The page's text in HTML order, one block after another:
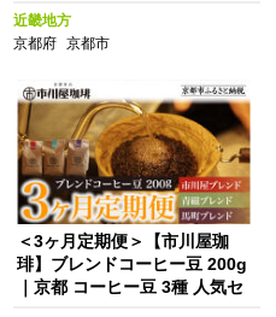
すすめ ギフト お取り寄せ 通
販 送料無料 ふるさと納税 ]
近畿地方
京都府 京都市
＜3ヶ月定期便＞【市川屋珈
琲】ブレンドコーヒー豆 200g
｜京都 コーヒー豆 3種 人気セ